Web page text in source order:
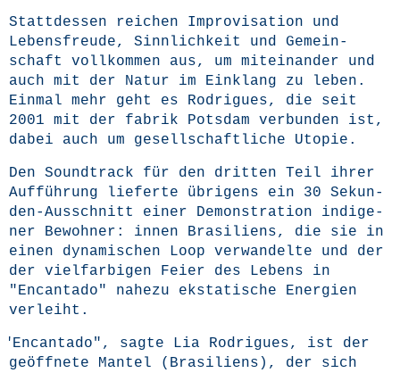
Statt­des­sen rei­chen Impro­vi­sa­ti­on und
Lebens­freu­de, Sinn­lich­keit und Gemein­
schaft voll­kom­men aus, um mit­ein­an­der und
auch mit der Natur im Ein­klang zu leben.
Ein­mal mehr geht es Rodri­gues, die seit
2001 mit der fabrik Pots­dam ver­bun­den ist,
dabei auch um gesell­schaft­li­che Utopie.
Den Sound­track für den drit­ten Teil ihrer
Auf­füh­rung lie­fer­te übri­gens ein 30 Sekun­
den-Aus­schnitt einer Demons­tra­ti­on indi­ge­
ner Bewoh­ner: innen Bra­si­li­ens, die sie in
einen dyna­mi­schen Loop ver­wan­del­te und der
der viel­far­bi­gen Fei­er des Lebens in
"Encan­ta­do" nahe­zu eksta­ti­sche Ener­gien
verleiht.
"Encan­ta­do", sag­te Lia Rodri­gues, ist der
geöff­ne­te Man­tel (Bra­si­li­ens), der sich